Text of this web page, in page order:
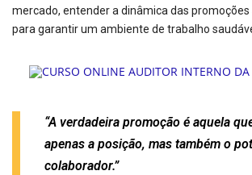
mercado, entender a dinâmica das promoções
para garantir um ambiente de trabalho
“A verdadeira promoção é aquela
apenas a posição, mas também o
colaborador.”